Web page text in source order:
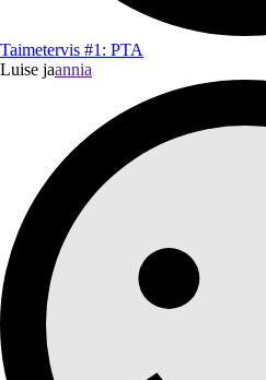
Taimetervis #1: PTA
Luise jaannia